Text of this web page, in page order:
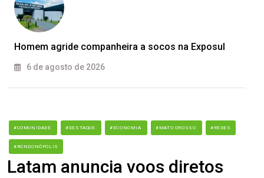
Homem agride companheira a socos na Exposul
6 de agosto de 2026
#COMUNIDADE #DESTAQUE #ECONOMIA #MATO GROSSO #REDES
#RONDONÓPOLIS
Latam anuncia voos diretos